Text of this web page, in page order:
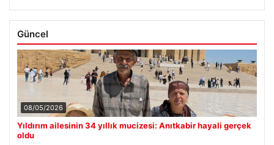
Güncel
08/05/2026
Yıldırım ailesinin 34 yıllık mucizesi: Anıtkabir hayali gerçek
oldu